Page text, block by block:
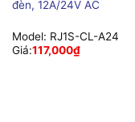
đèn, 12A/24V AC
Model: RJ1S-CL-A24
Giá:117,000₫